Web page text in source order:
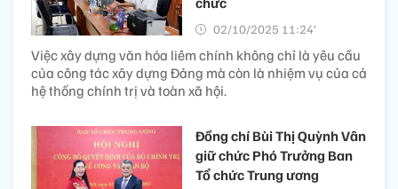
02/10/2025 11:24’
Việc xây dựng văn hóa liêm chính không chỉ là yêu cầu
của công tác xây dựng Đảng mà còn là nhiệm vụ của cả
hệ thống chính trị và toàn xã hội.
Đồng chí Bùi Thị Quỳnh Vân
giữ chức Phó Trưởng Ban
Tổ chức Trung ương